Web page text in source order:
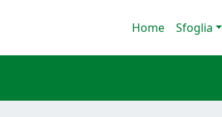
Home Sfoglia